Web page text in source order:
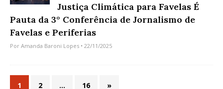
Justiça Climática para Favelas É
Pauta da 3° Conferência de Jornalismo de
Favelas e Periferias
Por Amanda Baroni Lopes • 22/11/2025
1 2 … 16 »